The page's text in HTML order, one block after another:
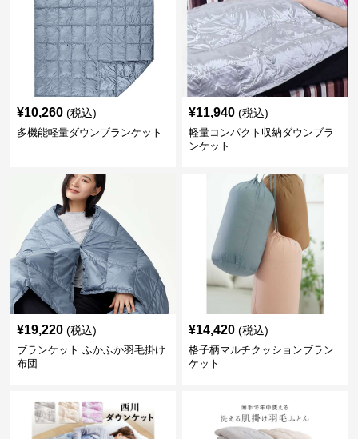
¥10,260 (税込)
多機能軽量ダウンブランケット
¥11,940 (税込)
軽量コンパクト収納ダウンブラ
ンケット
¥19,220 (税込)
ブランケット ふかふか羽毛掛け
布団
¥14,420 (税込)
格子柄マルチクッションブラン
ケット